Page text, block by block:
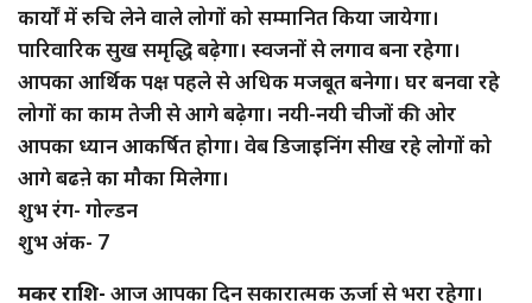
कार्यों में रुचि लेने वाले लोगों को सम्मानित किया जायेगा।
पारिवारिक सुख समृद्धि बढ़ेगा। स्वजनों से लगाव बना रहेगा।
आपका आर्थिक पक्ष पहले से अधिक मजबूत बनेगा। घर बनवा रहे
लोगों का काम तेजी से आगे बढ़ेगा। नयी-नयी चीजों की ओर
आपका ध्यान आकर्षित होगा। वेब डिजाइनिंग सीख रहे लोगों को
आगे बढऩे का मौका मिलेगा।
शुभ रंग- गोल्डन
शुभ अंक- 7
मकर राशि- आज आपका दिन सकारात्मक ऊर्जा से भरा रहेगा।